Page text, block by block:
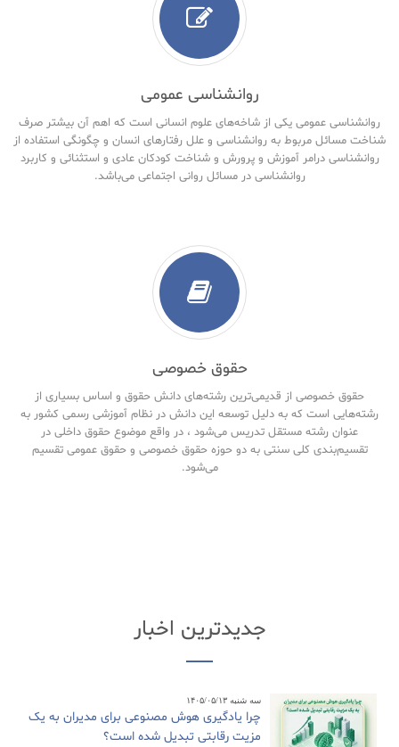
روانشناسی عمومی
روانشناسی عمومی یکی از شاخه‌های علوم انسانی است که اهم آن بیشتر صرف
شناخت مسائل مربوط به روانشناسی و علل رفتارهای انسان و چگونگی استفاده از
روانشناسی درامر آموزش و پرورش و شناخت کودکان عادی و استثنائی و کاربرد
روانشناسی در مسائل روانی اجتماعی می‌باشد.
حقوق خصوصی
حقوق خصوصی از قدیمی‌ترین رشته‌های دانش حقوق و اساس بسیاری از
رشته‌هایی است که به دلیل توسعه این دانش در نظام آموزشی رسمی کشور به
عنوان رشته مستقل تدریس می‌شود ، در واقع موضوع حقوق داخلی در
تقسیم‌بندی کلی سنتی به دو حوزه حقوق خصوصی و حقوق‌ عمومی تقسیم
می‌شود.
جدیدترین اخبار
سه شنبه ۱۴۰۵/۰۵/۱۳
چرا یادگیری هوش مصنوعی برای مدیران به یک
مزیت رقابتی تبدیل شده است؟